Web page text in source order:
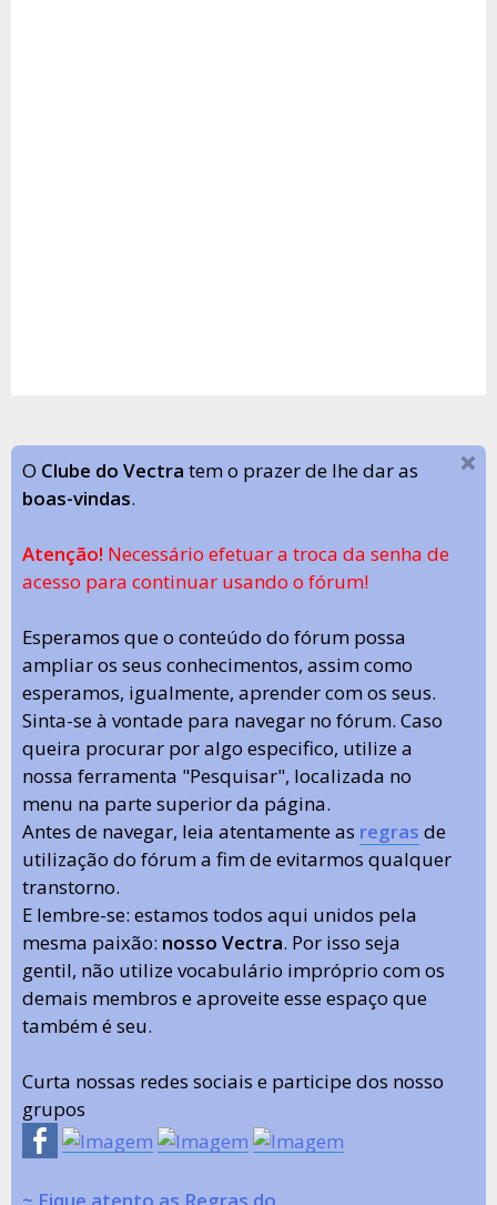
O Clube do Vectra tem o prazer de lhe dar as
boas-vindas.
Atenção! Necessário efetuar a troca da senha de
acesso para continuar usando o fórum!
Esperamos que o conteúdo do fórum possa
ampliar os seus conhecimentos, assim como
esperamos, igualmente, aprender com os seus.
Sinta-se à vontade para navegar no fórum. Caso
queira procurar por algo especifico, utilize a
nossa ferramenta "Pesquisar", localizada no
menu na parte superior da página.
Antes de navegar, leia atentamente as regras de
utilização do fórum a fim de evitarmos qualquer
transtorno.
E lembre-se: estamos todos aqui unidos pela
mesma paixão: nosso Vectra. Por isso seja
gentil, não utilize vocabulário impróprio com os
demais membros e aproveite esse espaço que
também é seu.
Curta nossas redes sociais e participe dos nosso
grupos